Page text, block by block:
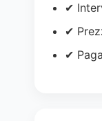
✔
✔
✔